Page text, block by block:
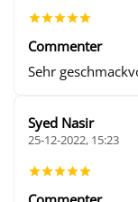
Commenter
Sehr
Syed Nasir
25-12-2022, 15:23